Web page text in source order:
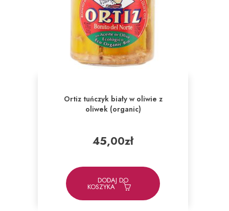
Ortiz tuńczyk biały w oliwie z
oliwek (organic)
45,00zł
DODAJ DO
KOSZYKA